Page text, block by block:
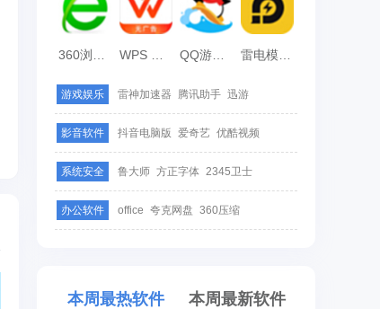
雷电模拟器
游戏娱乐 雷神加速器 腾讯助手 迅游
影音软件 抖音电脑版 爱奇艺 优酷视频
系统安全 鲁大师 方正字体 2345卫士
办公软件 office 夸克网盘 360压缩
本周最热软件 本周最新软件